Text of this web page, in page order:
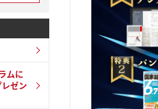
ムに
ゼン